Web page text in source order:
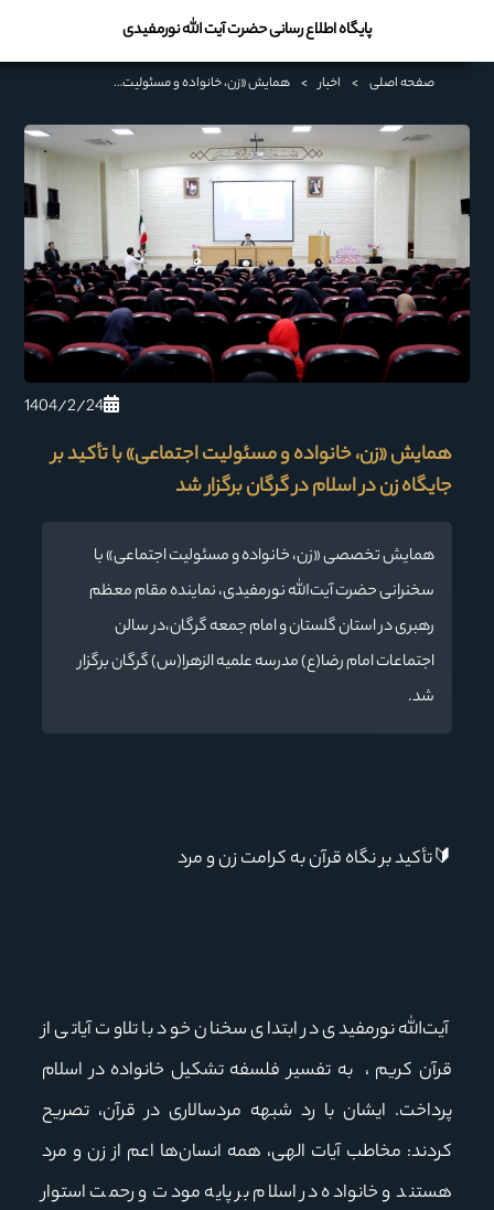
پایگاه اطلاع رسانی حضرت آیت الله نورمفیدی
صفحه اصلی > اخبار > همایش «زن، خانواده و مسئولیت اجتماعی» با تأکید بر جایگاه زن در اسلام در گرگان برگزار شد
1404/2/24
همایش «زن، خانواده و مسئولیت اجتماعی» با تأکید بر
جایگاه زن در اسلام در گرگان برگزار شد
همایش تخصصی «زن، خانواده و مسئولیت اجتماعی» با
سخنرانی حضرت آیت‌الله نورمفیدی، نماینده مقام معظم
رهبری در استان گلستان و امام جمعه گرگان،در سالن
اجتماعات امام رضا(ع) مدرسه علمیه الزهرا(س) گرگان برگزار
شد.
🔰تأکید بر نگاه قرآن به کرامت زن و مرد
آیت‌الله نورمفیدی در ابتدای سخنان خود با تلاوت آیاتی از
قرآن کریم ، به تفسیر فلسفه تشکیل خانواده در اسلام
پرداخت. ایشان با رد شبهه مردسالاری در قرآن، تصریح
کردند: مخاطب آیات الهی، همه انسان‌ها اعم از زن و مرد
هستند و خانواده در اسلام بر پایه مودت و رحمت استوار